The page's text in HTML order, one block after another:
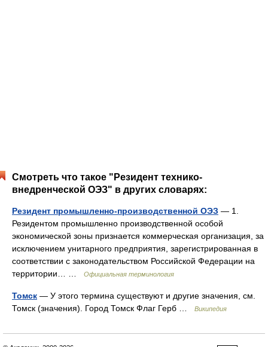
Смотреть что такое "Резидент технико-
внедренческой ОЭЗ" в других словарях:
Резидент промышленно-производственной ОЭЗ — 1.
Резидентом промышленно производственной особой
экономической зоны признается коммерческая организация, за
исключением унитарного предприятия, зарегистрированная в
соответствии с законодательством Российской Федерации на
территории… …
Официальная терминология
Томск — У этого термина существуют и другие значения, см.
Томск (значения). Город Томск Флаг Герб …
Википедия